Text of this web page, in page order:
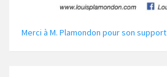
Merci à M. Plamondon pour son support